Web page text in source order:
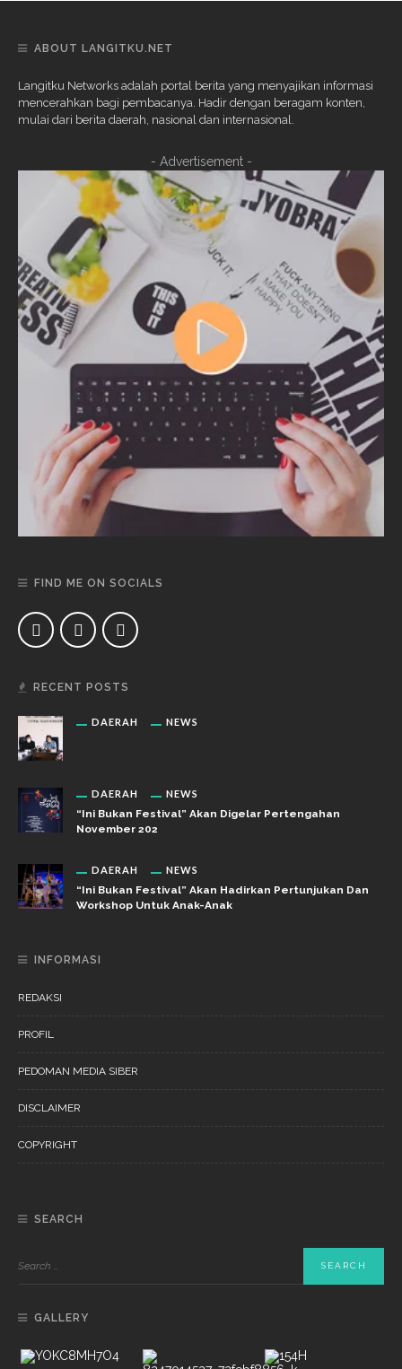
ABOUT LANGITKU.NET
Langitku Networks adalah portal berita yang menyajikan informasi
mencerahkan bagi pembacanya. Hadir dengan beragam konten,
mulai dari berita daerah, nasional dan internasional.
- Advertisement -
FIND ME ON SOCIALS
RECENT POSTS
DAERAH NEWS
DAERAH NEWS
“Ini Bukan Festival” Akan Digelar Pertengahan
November 202
DAERAH NEWS
“Ini Bukan Festival” Akan Hadirkan Pertunjukan Dan
Workshop Untuk Anak-Anak
INFORMASI
REDAKSI
PROFIL
PEDOMAN MEDIA SIBER
DISCLAIMER
COPYRIGHT
SEARCH
GALLERY